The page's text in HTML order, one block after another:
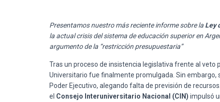
Presentamos nuestro más reciente informe sobre la Ley
la actual crisis del sistema de educación superior en
argumento de la “restricción presupuestaria”
Tras un proceso de insistencia legislativa frente al veto
Universitario fue finalmente promulgada Sin embargo,
Poder Ejecutivo, alegando falta de previsión de recursos
el Consejo Interuniversitario Nacional (CIN) impulsó